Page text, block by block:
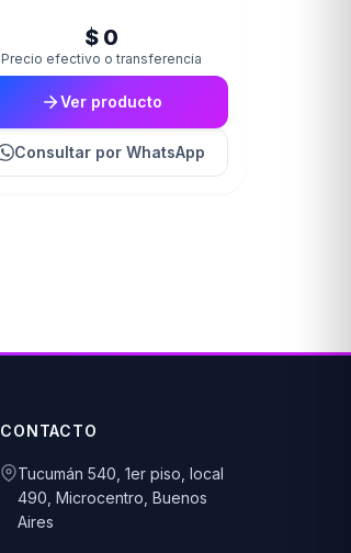
$ 0
Precio efectivo o transferencia
Ver producto
Consultar por WhatsApp
CONTACTO
Tucumán 540, 1er piso, local
490, Microcentro, Buenos
Aires